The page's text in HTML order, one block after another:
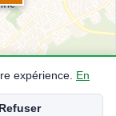
expérience.
En
Refuser